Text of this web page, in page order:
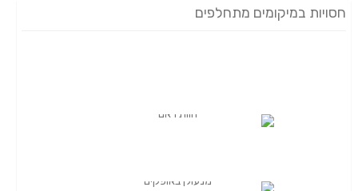
חסויות במיקומים מתחלפים